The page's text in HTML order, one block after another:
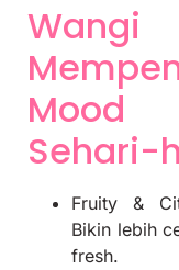
Wangi
Mood
Sehari-
Fruity &
Bikin lebih
fresh.